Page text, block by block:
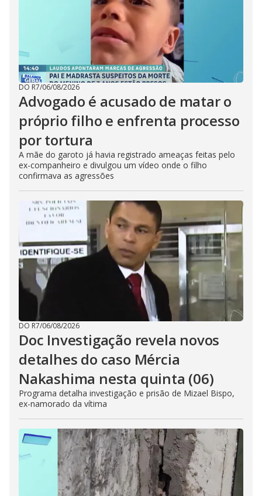
DO R7/06/08/2026
Advogado é acusado de matar o
próprio filho e enfrenta processo
por tortura
A mãe do garoto já havia registrado ameaças feitas pelo
ex-companheiro e divulgou um vídeo onde o filho
confirmava as agressões
DO R7/06/08/2026
Doc Investigação revela novos
detalhes do caso Mércia
Nakashima nesta quinta (06)
Programa detalha investigação e prisão de Mizael Bispo,
ex-namorado da vítima